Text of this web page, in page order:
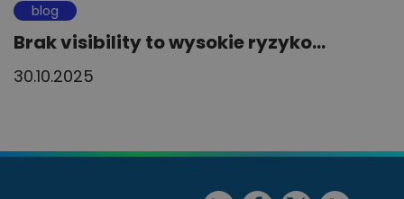
blog
Brak visibility to wysokie ryzyko...
30.10.2025